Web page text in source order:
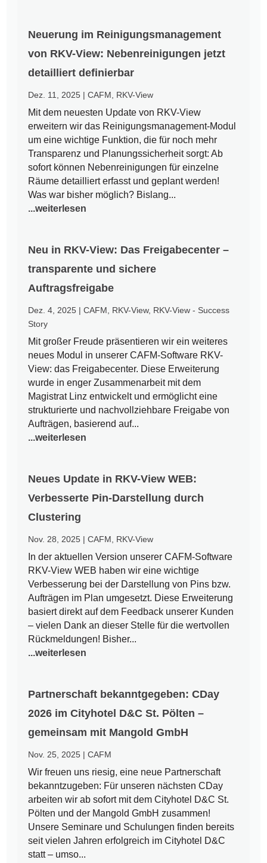
Neuerung im Reinigungsmanagement
von RKV-View: Nebenreinigungen jetzt
detailliert definierbar
Dez. 11, 2025 |CAFM RKV-View
Mit dem neuesten Update von RKV-View
erweitern wir das Reinigungsmanagement-Modul
um eine wichtige Funktion, die für noch mehr
Transparenz und Planungssicherheit sorgt: Ab
sofort können Nebenreinigungen für einzelne
Räume detailliert erfasst und geplant werden!
Was war bisher möglich? Bislang...
...weiterlesen
Neu in RKV-View: Das Freigabecenter –
transparente und sichere
Auftragsfreigabe
Dez. 4, 2025 |CAFM RKV-View, RKV-View - Success
Story
Mit großer Freude präsentieren wir ein weiteres
neues Modul in unserer CAFM-Software RKV-
View: das Freigabecenter. Diese Erweiterung
wurde in enger Zusammenarbeit mit dem
Magistrat Linz entwickelt und ermöglicht eine
strukturierte und nachvollziehbare Freigabe von
Aufträgen, basierend auf...
...weiterlesen
Neues Update in RKV-View WEB:
Verbesserte Pin-Darstellung durch
Clustering
Nov. 28, 2025 |CAFM RKV-View
In der aktuellen Version unserer CAFM-Software
RKV-View WEB haben wir eine wichtige
Verbesserung bei der Darstellung von Pins bzw.
Aufträgen im Plan umgesetzt. Diese Erweiterung
basiert direkt auf dem Feedback unserer Kunden
– vielen Dank an dieser Stelle für die wertvollen
Rückmeldungen! Bisher...
...weiterlesen
Partnerschaft bekanntgegeben: CDay
2026 im Cityhotel D&C St. Pölten –
gemeinsam mit Mangold GmbH
Nov. 25, 2025 |CAFM
Wir freuen uns riesig, eine neue Partnerschaft
bekanntzugeben: Für unseren nächsten CDay
arbeiten wir ab sofort mit dem Cityhotel D&C St.
Pölten und der Mangold GmbH zusammen!
Unsere Seminare und Schulungen finden bereits
seit vielen Jahren erfolgreich im Cityhotel D&C
statt – umso...